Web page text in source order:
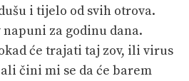
i tijelo od svih otrova.
za godinu dana.
će trajati taj zov, ili virus
čini mi se da će barem